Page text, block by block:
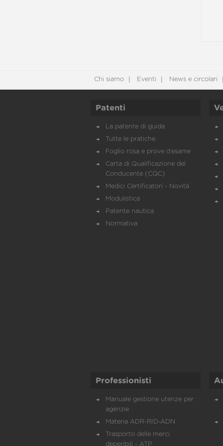
Chi siamo Eventi News e circolari
Patenti
La patente di guida
Tutte le pratiche
Foglio rosa e prove d’esame
Carta di Qualificazione del
Conducente (CQC)
Medici Certificatori - Novità
Modulistica
Patente nautica
Normativa
Professionisti
Manuale gestione utenze per
agenzie
Materia ADR-RID-ADN
Trasporto delle merci
deperibili - ATP